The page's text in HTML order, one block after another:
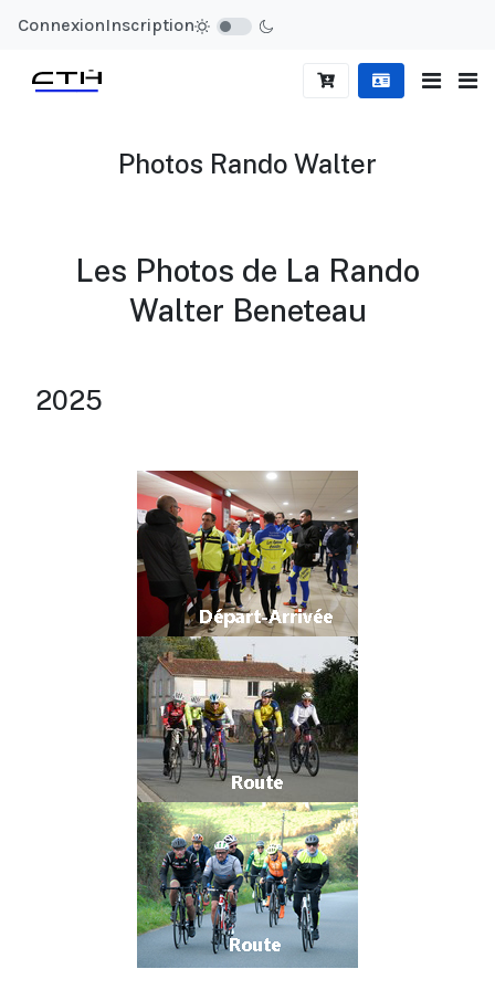
ConnexionInscription
Photos Rando Walter
Les Photos de La Rando
Walter Beneteau
2025